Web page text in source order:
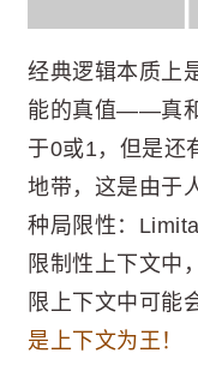
经典逻辑本质上
能的真值——真
于0或1，但是还
地带，这是由于
种局限性：
限制性上下文中
限上下文中可能
是上下文为王！